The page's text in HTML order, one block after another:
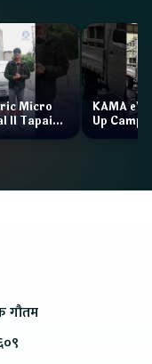
Micro
II Tapaiko
KAMA eV
Up Camp
गौतम